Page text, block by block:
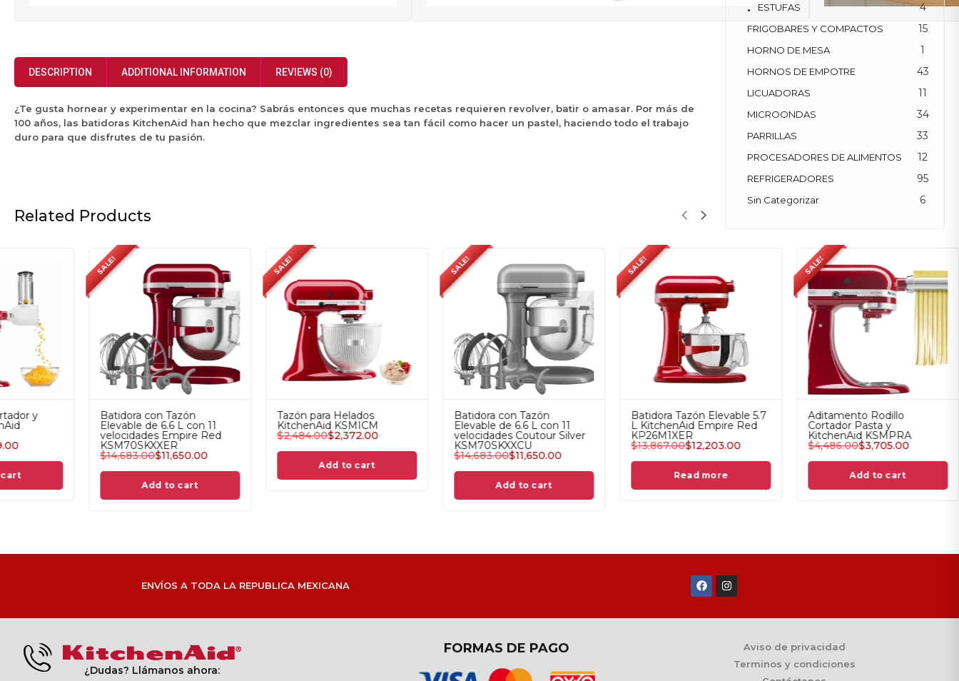
DESCRIPTION ADDITIONAL INFORMATION REVIEWS (0)
¿Te gusta hornear y experimentar en la cocina? Sabrás entonces que muchas recetas requieren revolver, batir o amasar. Por más de
100 años, las batidoras KitchenAid han hecho que mezclar ingredientes sea tan fácil como hacer un pastel, haciendo todo el trabajo
duro para que disfrutes de tu pasión.
Related Products
7.6 L
Pearl
more
SALE!
Batidora Comercial 7.6 L
White Red KSMC895WH
1.3 HP
$19,920.00$16,599.00
SALE!
Aditamento Cortador y
Rallador KitchenAid
KSMVSA
SALE!
Batidora con Tazón
Elevable de 6.6 L con 11
velocidades Empire Red
KSM70SKXXER
$14,683.00$11,650.00
Add to cart
SALE!
Tazón para Helados
KitchenAid KSMICM
$2,484.00$ 2,372.00
SALE!
Batidora con Tazón
Elevable de 6.6 L con 11
velocidades Coutour Silver
KSM70SKXXCU
ESTUFAS 4
FRIGOBARES Y COMPACTOS 15
HORNO DE MESA 1
HORNOS DE EMPOTRE 43
LICUADORAS 11
MICROONDAS 34
PARRILLAS 33
PROCESADORES DE ALIMENTOS 12
REFRIGERADORES 95
Sin Categorizar 6
ENVÍOS A TODA LA REPUBLICA MEXICANA
¿Dudas? Llámanos ahora:
FORMAS DE PAGO
Aviso de privacidad
Terminos y condiciones